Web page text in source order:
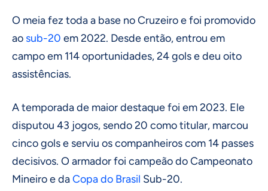
O meia fez toda a base no Cruzeiro e foi promovido
ao sub-20 em 2022. Desde então, entrou em
campo em 114 oportunidades, 24 gols e deu oito
assistências.
A temporada de maior destaque foi em 2023. Ele
disputou 43 jogos, sendo 20 como titular, marcou
cinco gols e serviu os companheiros com 14 passes
decisivos. O armador foi campeão do Campeonato
Mineiro e daCopa do Brasil Sub-20.